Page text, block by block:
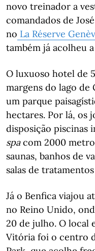
novo treinador a
comandados de
no La Réserve
também já acolheu
O luxuoso hotel de
margens do lago de
um parque
hectares. Por lá, os
disposição piscinas
spacom 2000
saunas, banhos de
salas de
Já o Benfica viajou
no Reino Unido,
20 de julho. O local
Vitória foi o centro